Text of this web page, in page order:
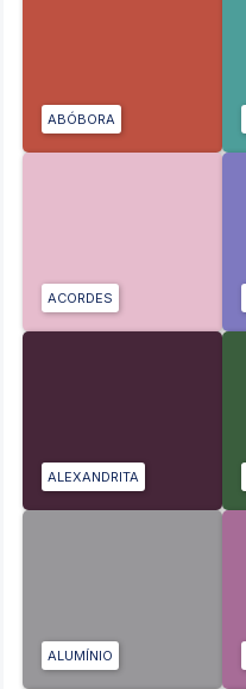
ABÓBORA
ACORDES
ALEXANDRITA
ALUMÍNIO